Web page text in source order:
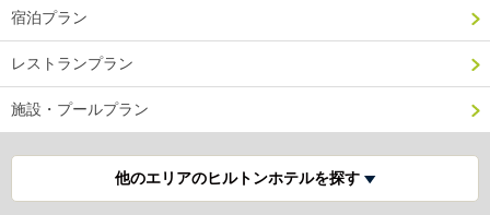
宿泊プラン
レストランプラン
施設・プールプラン
他のエリアのヒルトンホテルを探す